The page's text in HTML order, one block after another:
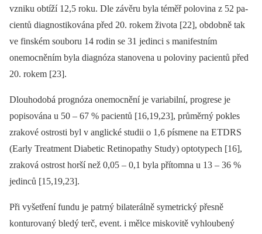
vzniku obtíží 12,5 roku. Dle závěru byla téměř polovina z 52 pa­
cientů dia­gnostikována před 20. rokem života [22], obdobně tak
ve finském souboru 14 rodin se 31 jedinci s manifestním
onemocněním byla dia­gnóza stanovena u poloviny pa­cientů před
20. rokem [23].
Dlouhodobá prognóza onemocnění je variabilní, progrese je
popisována u 50 –⁠ 67 % pa­cientů [16,19,23], průměrný pokles
zrakové ostrosti byl v anglické studii o 1,6 písmene na ETDRS
(Early Treatment Diabetic Retinopathy Study) optotypech [16],
zraková ostrost horší než 0,05 –⁠ 0,1 byla přítomna u 13 –⁠ 36 %
jedinců [15,19,23].
Při vyšetření fundu je patrný bilaterálně symetrický přesně
konturovaný bledý terč, event. i mělce miskovitě vyhloubený